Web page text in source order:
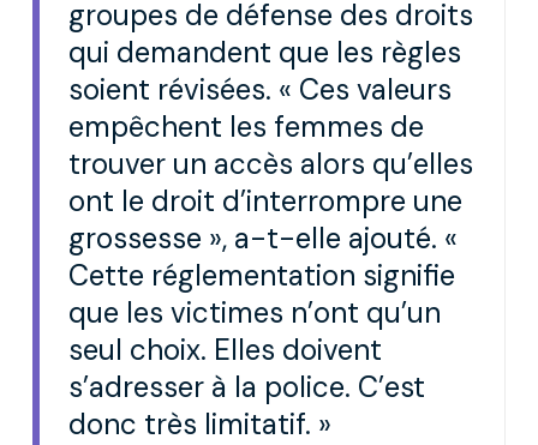
groupes de défense des droits
qui demandent que les règles
soient révisées. « Ces valeurs
empêchent les femmes de
trouver un accès alors qu’elles
ont le droit d’interrompre une
grossesse », a-t-elle ajouté. «
Cette réglementation signifie
que les victimes n’ont qu’un
seul choix. Elles doivent
s’adresser à la police. C’est
donc très limitatif. »